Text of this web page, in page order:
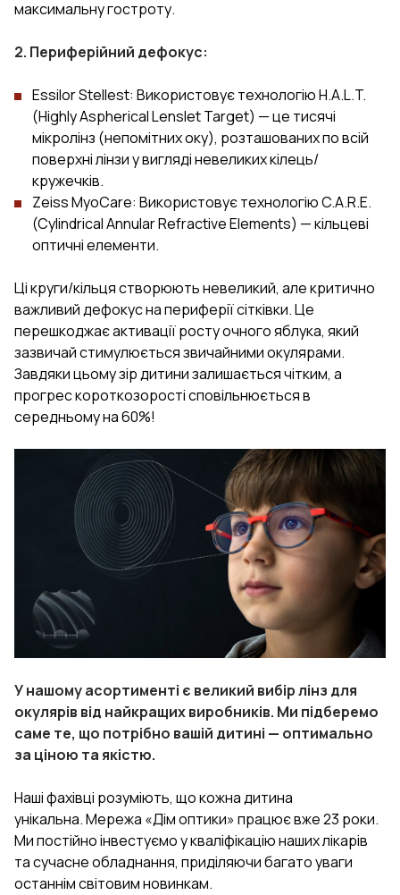
максимальну гостроту.
2. Периферійний дефокус:
Essilor Stellest: Використовує технологію H.A.L.T.
(Highly Aspherical Lenslet Target) — це тисячі
мікролінз (непомітних оку), розташованих по всій
поверхні лінзи у вигляді невеликих кілець/
кружечків.
Zeiss MyoCare: Використовує технологію C.A.R.E.
(Cylindrical Annular Refractive Elements) — кільцеві
оптичні елементи.
Ці круги/кільця створюють невеликий, але критично
важливий дефокус на периферії сітківки. Це
перешкоджає активації росту очного яблука, який
зазвичай стимулюється звичайними окулярами.
Завдяки цьому зір дитини залишається чітким, а
прогрес короткозорості сповільнюється в
середньому на 60%!
У нашому асортименті є великий вибір лінз для
окулярів від найкращих виробників. Ми підберемо
саме те, що потрібно вашій дитині — оптимально
за ціною та якістю.
Наші фахівці розуміють, що кожна дитина
унікальна. Мережа «Дім оптики» працює вже 23 роки.
Ми постійно інвестуємо у кваліфікацію наших лікарів
та сучасне обладнання, приділяючи багато уваги
останнім світовим новинкам.